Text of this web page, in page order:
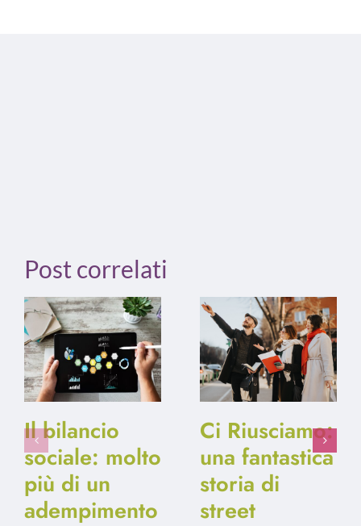
Post correlati
Il bilancio
sociale: molto
più di un
adempimento
Ci Riusciamo:
una fantastica
storia di
street